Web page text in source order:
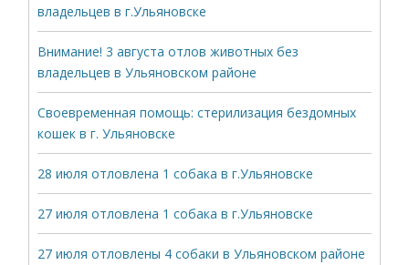
владельцев в г.Ульяновске
Внимание! 3 августа отлов животных без
владельцев в Ульяновском районе
Своевременная помощь: стерилизация бездомных
кошек в г. Ульяновске
28 июля отловлена 1 собака в г.Ульяновске
27 июля отловлена 1 собака в г.Ульяновске
27 июля отловлены 4 собаки в Ульяновском районе